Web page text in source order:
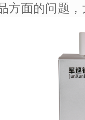
方面的问题